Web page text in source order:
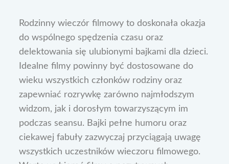
Rodzinny wieczór filmowy to doskonała okazja
do wspólnego spędzenia czasu oraz
delektowania się ulubionymi bajkami dla dzieci.
Idealne filmy powinny być dostosowane do
wieku wszystkich członków rodziny oraz
zapewniać rozrywkę zarówno najmłodszym
widzom, jak i dorosłym towarzyszącym im
podczas seansu. Bajki pełne humoru oraz
ciekawej fabuły zazwyczaj przyciągają uwagę
wszystkich uczestników wieczoru filmowego.